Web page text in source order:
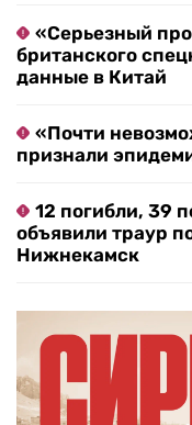
«Серьезный
британского
данные в Китай
«Почти
признали
12 погибли, 39
объявили траур
Нижнекамск